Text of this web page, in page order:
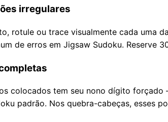
irregulares
rotule ou trace visualmente cada uma
de erros em Jigsaw Sudoku. Reserve
colocados tem seu nono dígito
padrão. Nos quebra-cabeças, esses